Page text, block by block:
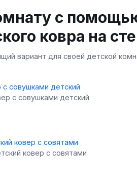
с
ковра на
вариант для своей детской
с совушками детский
ковер с совятами